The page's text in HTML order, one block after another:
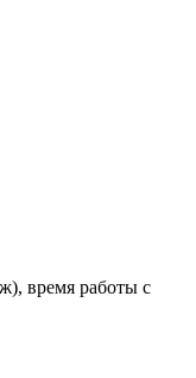
время работы с